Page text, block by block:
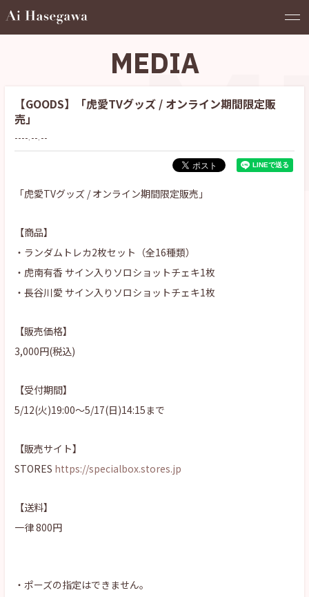
MEDIA
【GOODS】「虎愛TVグッズ / オンライン期間限定販
売」
----.--.--
「虎愛TVグッズ / オンライン期間限定販売」
【商品】
・ランダムトレカ2枚セット（全16種類）
・虎南有香 サイン入りソロショットチェキ1枚
・長谷川愛 サイン入りソロショットチェキ1枚
【販売価格】
3,000円(税込)
【受付期間】
5/12(火)19:00〜5/17(日)14:15まで
【販売サイト】
STORES https://specialbox.stores.jp
【送料】
一律 800円
・ポーズの指定はできません。